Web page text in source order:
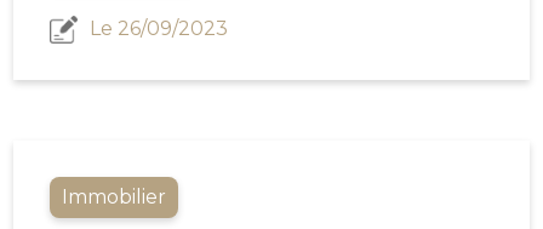
Le 26/09/2023
Immobilier